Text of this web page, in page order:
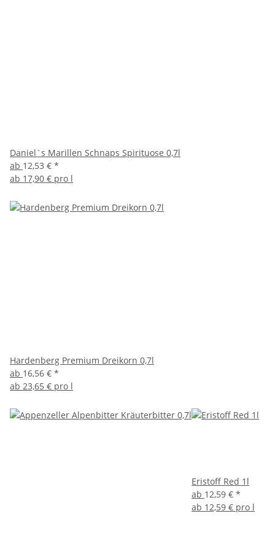
Daniel`s Marillen Schnaps Spirituose 0,7l
ab 12,53 € *
ab 17,90 € pro l
Hardenberg Premium Dreikorn 0,7l
ab 16,56 € *
ab 23,65 € pro l
Eristoff Red 1l
ab 12,59 € *
ab 12,59 € pro l